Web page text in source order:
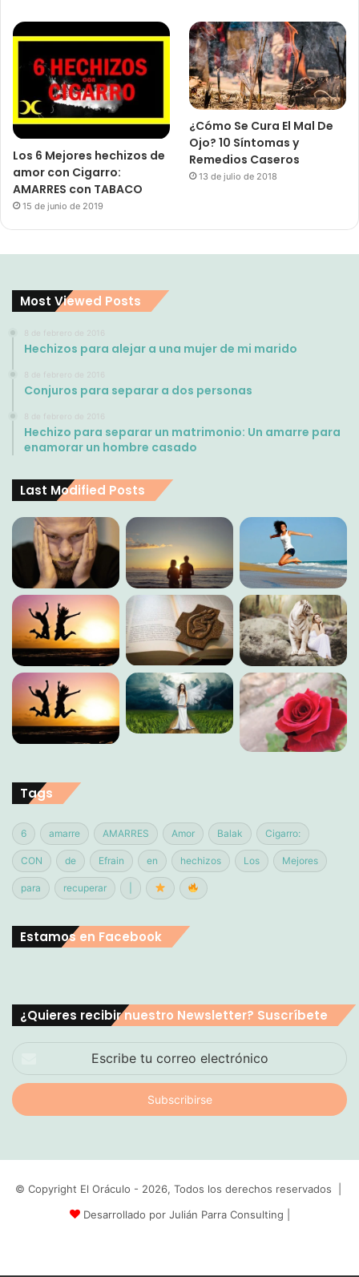
Los 6 Mejores hechizos de
amor con Cigarro:
AMARRES con TABACO
15 de junio de 2019
¿Cómo Se Cura El Mal De
Ojo? 10 Síntomas y
Remedios Caseros
13 de julio de 2018
Most Viewed Posts
8 de febrero de 2016
Hechizos para alejar a una mujer de mi marido
8 de febrero de 2016
Conjuros para separar a dos personas
8 de febrero de 2016
Hechizo para separar un matrimonio: Un amarre para
enamorar un hombre casado
Last Modified Posts
Tags
6 amarre AMARRES Amor Balak Cigarro:
CON de Efrain en hechizos Los Mejores
para recuperar
Estamos en Facebook
¿Quieres recibir nuestro Newsletter? Suscríbete
correo
electrónico
© Copyright El Oráculo - 2026, Todos los derechos reservados |
Desarrollado por Julián Parra Consulting